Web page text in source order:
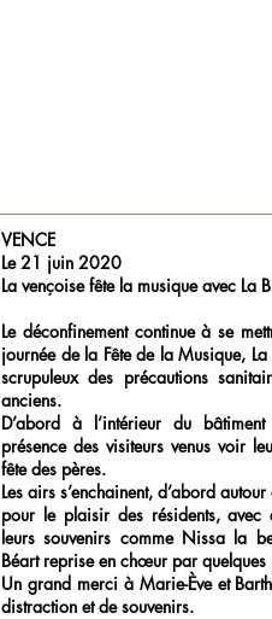
VENCE
Le 21 juin 2020
La vençoise fête la musique avec La
Le déconfinement continue à se
journée de la Fête de la Musique,
scrupuleux des précautions
anciens.
D’abord à l’intérieur du
présence des visiteurs venus voir
fête des pères.
Les airs s’enchainent, d’abord
pour le plaisir des résidents, avec
leurs souvenirs comme Nissa la
Béart reprise en chœur par quelques
Un grand merci à Marie-Ève et
distraction et de souvenirs.